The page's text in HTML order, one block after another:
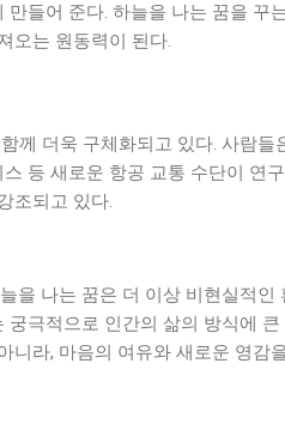
들어 준다. 하늘을 나는 꿈을 꾸
오는 원동력이 된다.
께 더욱 구체화되고 있다. 사람
등 새로운 항공 교통 수단이 연
조되고 있다.
을 나는 꿈은 더 이상 비현실적
극적으로 인간의 삶의 방식에
니라, 마음의 여유와 새로운 영감